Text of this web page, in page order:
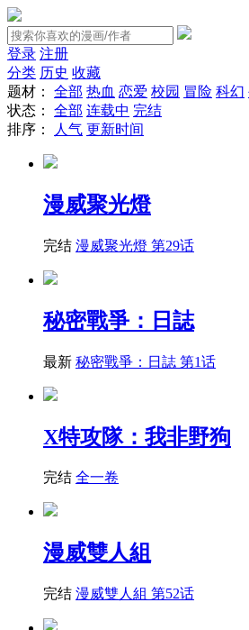
登录 注册
分类 历史 收藏
题材：
全部 热血 恋爱 校园 冒险 科幻
状态：
全部 连载中 完结
排序：
人气 更新时间
漫威聚光燈
完结 漫威聚光燈 第29话
秘密戰爭：日誌
最新 秘密戰爭：日誌 第1话
X特攻隊：我非野狗
完结 全一卷
漫威雙人組
完结 漫威雙人組 第52话